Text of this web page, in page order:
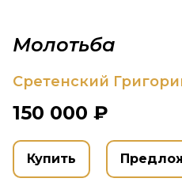
Молотьба
Сретенский
150 000 ₽
Купить